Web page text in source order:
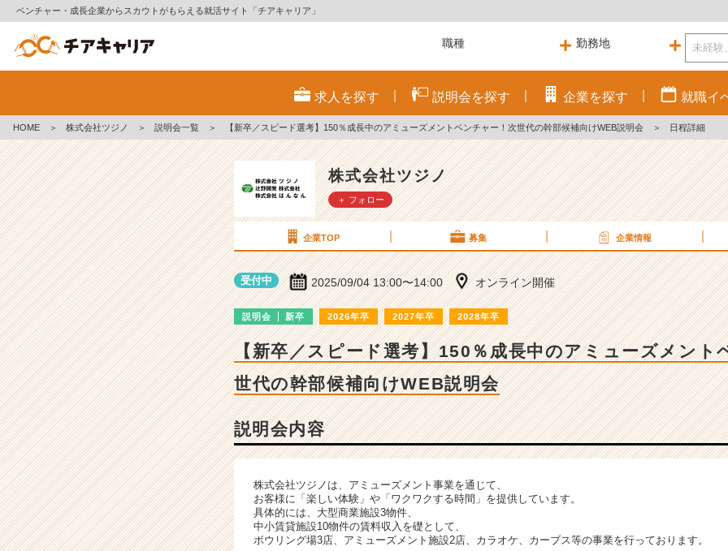
ベンチャー・成長企業からスカウトがもらえる就活サイト「チアキャリア」
社
ツ
求人を探す 説明会を探す 企業を探す 就職イ
HOME ＞ 株式会社ツジノ ＞ 説明会一覧 ＞ 【新卒／スピード選考】150％成長中のアミューズメントベンチャー！次世代の幹部候補向けWEB説明会 ＞ 日程詳細
株式会社ツジノ
＋ フォロー
企業TOP 募集 企業情報
受付中 2025/09/04 13:00〜14:00 オンライン開催
説明会 新卒 2026年卒 2027年卒 2028年卒
【新卒／スピード選考】150％成長中のアミューズメント
世代の幹部候補向けWEB説明会
説明会内容
株式会社ツジノは、アミューズメント事業を通じて、
お客様に「楽しい体験」や「ワクワクする時間」を提供しています。
具体的には、大型商業施設3物件、
中小賃貸施設10物件の賃料収入を礎として、
ボウリング場3店、アミューズメント施設2店、カラオケ、カーブス等の事業を行っております。